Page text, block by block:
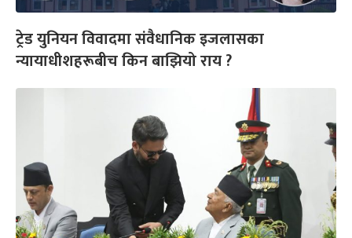
ट्रेड युनियन विवादमा संवैधानिक इजलासका
न्यायाधीशहरूबीच किन बाझियो राय ?